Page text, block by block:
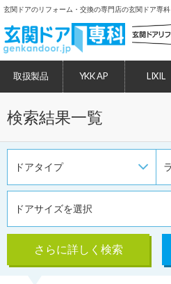
玄関ドアのリフォーム・交換の専門店の玄関ドア専科
取扱製品 YKK AP LIXIL
検索結果一覧
ドアタイプ
ドアサイズを選択
さらに詳しく検索